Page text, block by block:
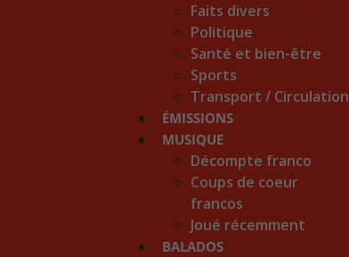
Faits divers
Politique
Santé et bien-être
Sports
Transport / Circulation
ÉMISSIONS
MUSIQUE
Décompte franco
Coups de coeur
francos
Joué récemment
BALADOS